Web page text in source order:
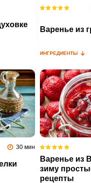
Варенье из
ИНГРЕДИЕНТЫ
30 мин
Варенье из
зиму
рецепты